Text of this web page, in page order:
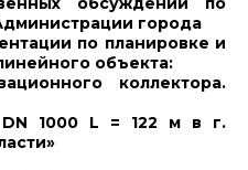
города
по планировке и
объекта:
коллектора.
1000 L = 122 м в г.